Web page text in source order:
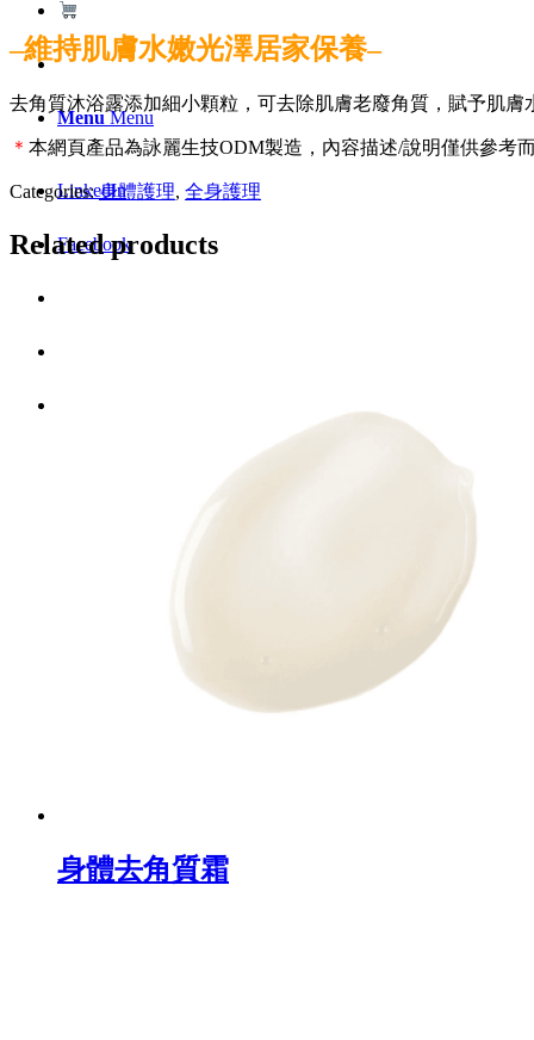
Menu Menu
LinkedIn
Facebook
–維持肌膚水嫩光澤居家保養–
去角質沐浴露添加細小顆粒，可去除肌膚老廢角質，賦予肌膚
＊ 本網頁產品為詠麗生技ODM製造，內容描述/說明僅供參考
Categories:身體護理, 全身護理
Related products
身體去角質霜